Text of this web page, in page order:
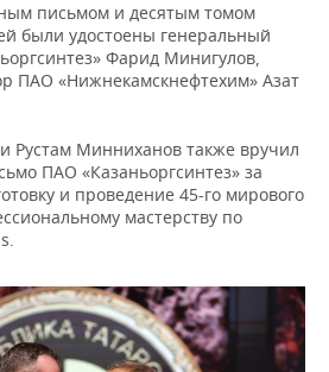
письмом и десятым томом
были удостоены генеральный
Фарид Минигулов,
ПАО «Нижнекамскнефтехим» Азат
Рустам Минниханов также вручил
ПАО «Казаньоргсинтез» за
и проведение 45-го мирового
мастерству по